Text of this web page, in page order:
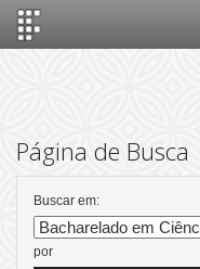
Página de Busca
Buscar em:
por